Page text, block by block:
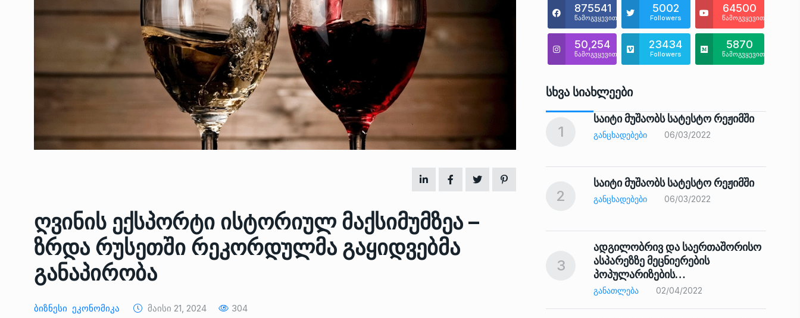
ღვინის ექსპორტი ისტორიულ მაქსიმუმზეა –
ზრდა რუსეთში რეკორდულმა გაყიდვებმა
განაპირობა
Ბიზნესი Ეკონომიკა Მაისი 21, 2024 304
875541
წამოგვყევით
5002
Followers
64500
წამოგვყევით
50,254
წამოგვყევით
23434
Followers
5870
წამოგვყევით
Სხვა Სიახლეები
6
ოთარ შამუგია ბაქოში გამართულ
მინისტერიალზე სიტყვით…
ᲔᲙᲝᲜᲝᲛᲘᲙᲐ 10/05/2022
სამსახურის…
ᲔᲙᲝᲜᲝᲛᲘᲙᲐ 10/05/2022
8
საქართველოს რკინიგზის
გენერალურმა დირექტორმა შუა
ᲔᲙᲝᲜᲝᲛᲘᲙᲐ 11/05/2022
11
ზურაბ აზარაშვილი:
„სოციალურად დაუცველთა
დასაქმების პროგრამაში,…
12 ᲠᲔᲒᲘᲝᲜᲔᲑᲘ 13/05/2022
მარაგი დღეისათვის გვაქვს
1
საიტი მუშაობს სატესტო რეჟიმში
ᲒᲐᲜᲪᲮᲐᲓᲔᲑᲔᲑᲘ 06/03/2022
2
საიტი მუშაობს სატესტო რეჟიმში
ᲒᲐᲜᲪᲮᲐᲓᲔᲑᲔᲑᲘ 06/03/2022
3
ადგილობრივ და საერთაშორისო
ასპარეზზე მეცნიერების
პოპულარიზების…
ᲒᲐᲜᲐᲗᲚᲔᲑᲐ 02/04/2022